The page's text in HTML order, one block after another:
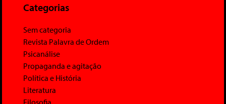
Categorias
Sem categoria
Revista Palavra de Ordem
Psicanálise
Propaganda e agitação
Política e História
Literatura